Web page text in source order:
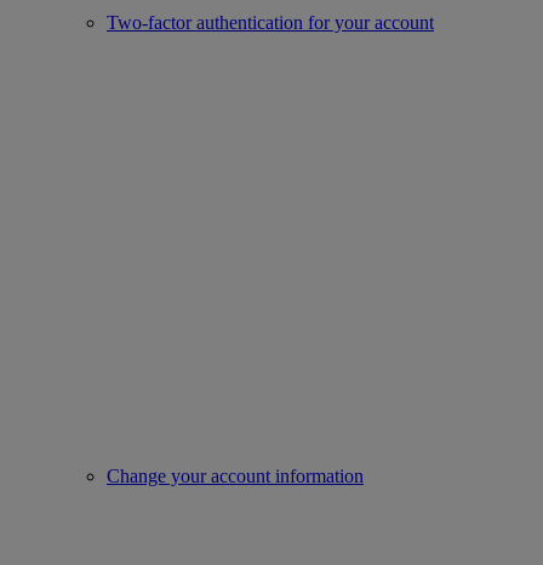
Two-factor authentication for your account
Change your account information